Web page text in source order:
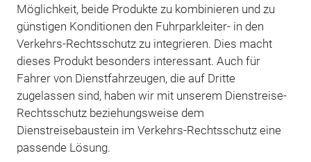
Möglichkeit, beide Produkte zu kombinieren und zu
günstigen Konditionen den Fuhrparkleiter- in den
Verkehrs-Rechtsschutz zu integrieren. Dies macht
dieses Produkt besonders interessant. Auch für
Fahrer von Dienstfahrzeugen, die auf Dritte
zugelassen sind, haben wir mit unserem Dienstreise-
Rechtsschutz beziehungsweise dem
Dienstreisebaustein im Verkehrs-Rechtsschutz eine
passende Lösung.